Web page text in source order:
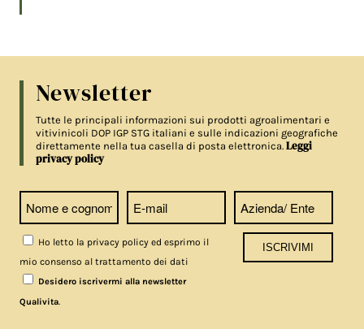
Newsletter
Tutte le principali informazioni sui prodotti agroalimentari e
vitivinicoli DOP IGP STG italiani e sulle indicazioni geografiche
direttamente nella tua casella di posta elettronica.Leggi
privacy policy
Ho letto la privacy policy ed esprimo il
mio consenso al trattamento dei dati
Desidero iscrivermi alla newsletter
Qualivita